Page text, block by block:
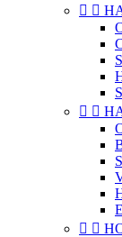
 
 
 